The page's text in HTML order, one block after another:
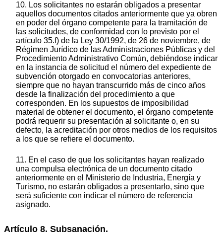
10. Los solicitantes no estarán obligados a presentar
aquellos documentos citados anteriormente que ya obren
en poder del órgano competente para la tramitación de
las solicitudes, de conformidad con lo previsto por el
artículo 35.f) de la Ley 30/1992, de 26 de noviembre, de
Régimen Jurídico de las Administraciones Públicas y del
Procedimiento Administrativo Común, debiéndose indicar
en la instancia de solicitud el número del expediente de
subvención otorgado en convocatorias anteriores,
siempre que no hayan transcurrido más de cinco años
desde la finalización del procedimiento a que
corresponden. En los supuestos de imposibilidad
material de obtener el documento, el órgano competente
podrá requerir su presentación al solicitante o, en su
defecto, la acreditación por otros medios de los requisitos
a los que se refiere el documento.
11. En el caso de que los solicitantes hayan realizado
una compulsa electrónica de un documento citado
anteriormente en el Ministerio de Industria, Energía y
Turismo, no estarán obligados a presentarlo, sino que
será suficiente con indicar el número de referencia
asignado.
Artículo 8. Subsanación.